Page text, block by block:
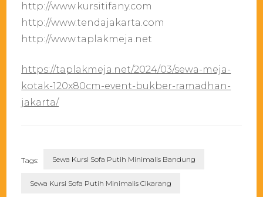
http://www.kursitifany.com
http://www.tendajakarta.com
http://www.taplakmeja.net
https://taplakmeja.net/2024/03/sewa-meja-
kotak-120x80cm-event-bukber-ramadhan-
jakarta/
Tags: Sewa Kursi Sofa Putih Minimalis Bandung
Sewa Kursi Sofa Putih Minimalis Cikarang